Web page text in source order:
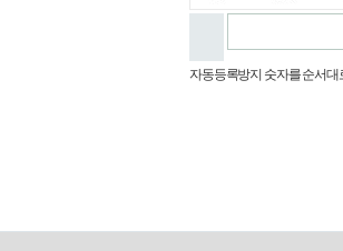
자동등록방지 숫자를 순서대